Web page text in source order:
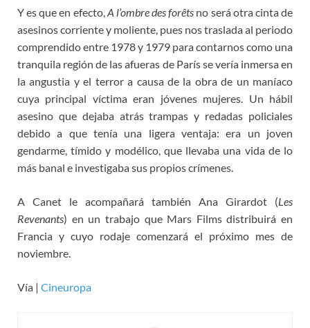
Y es que en efecto,A l’ombre des forêts no será otra cinta de
asesinos corriente y moliente, pues nos traslada al periodo
comprendido entre 1978 y 1979 para contarnos como una
tranquila región de las afueras de París se vería inmersa en
la angustia y el terror a causa de la obra de un maníaco
cuya principal víctima eran jóvenes mujeres. Un hábil
asesino que dejaba atrás trampas y redadas policiales
debido a que tenía una ligera ventaja: era un joven
gendarme, tímido y modélico, que llevaba una vida de lo
más banal e investigaba sus propios crímenes.
A Canet le acompañará también Ana Girardot (Les
Revenants) en un trabajo que Mars Films distribuirá en
Francia y cuyo rodaje comenzará el próximo mes de
noviembre.
Vía | Cineuropa